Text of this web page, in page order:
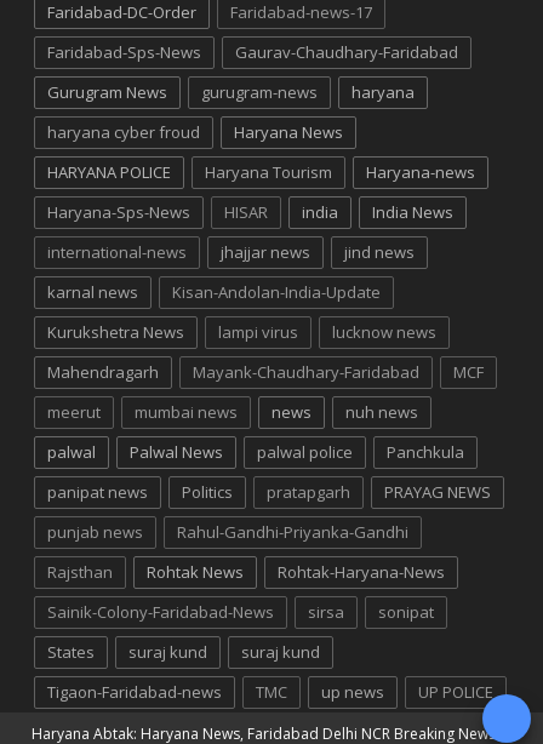
Faridabad-DC-Order
Faridabad-news-17
Faridabad-Sps-News
Gaurav-Chaudhary-Faridabad
Gurugram News
gurugram-news
haryana
haryana cyber froud
Haryana News
HARYANA POLICE
Haryana Tourism
Haryana-news
Haryana-Sps-News
HISAR india
India News
international-news
jhajjar news
jind news
karnal news
Kisan-Andolan-India-Update
Kurukshetra News
lampi virus
lucknow news
Mahendragarh
Mayank-Chaudhary-Faridabad
MCF
meerut
mumbai news news
nuh news
palwal
Palwal News palwal police
Panchkula
panipat news
Politics pratapgarh
PRAYAG NEWS
punjab news
Rahul-Gandhi-Priyanka-Gandhi
Rajsthan
Rohtak News
Rohtak-Haryana-News
Sainik-Colony-Faridabad-News
sirsa
sonipat
States
suraj kund
suraj kund
Tigaon-Faridabad-news
TMC up news UP POLICE
Haryana Abtak: Haryana News, Faridabad Delhi NCR Breaking News